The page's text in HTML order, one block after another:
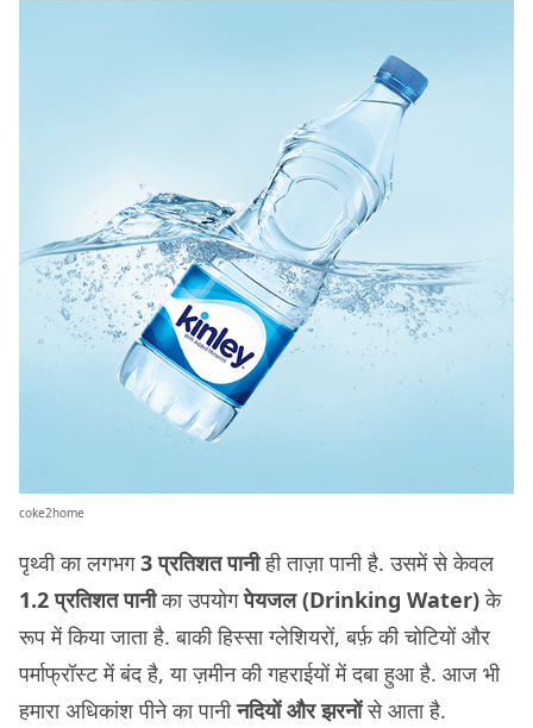
coke2home
पृथ्वी का लगभग3 प्रतिशत पानीही ताज़ा पानी है. उसमें से केवल
1.2 प्रतिशत पानीका उपयोगपेयजल (Drinking Water)के
रूप में किया जाता है. बाकी हिस्सा ग्लेशियरों, बर्फ़ की चोटियों और
पर्माफ्रॉस्ट में बंद है, या ज़मीन की गहराईयों में दबा हुआ है. आज भी
हमारा अधिकांश पीने का पानीनदियों और झरनोंसे आता है.